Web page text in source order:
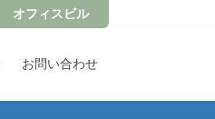
オフィスビル
お問い合わせ